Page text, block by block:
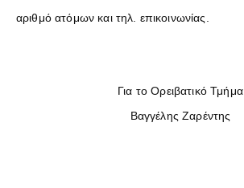
αριθμό ατόμων και τηλ. επικοινωνίας.
Για το Ορειβατικό Τμήμα
Βαγγέλης Ζαρέντης